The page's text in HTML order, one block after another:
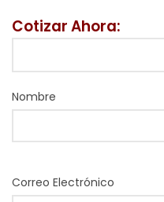
Cotizar Ahora:
Nombre
Correo Electrónico